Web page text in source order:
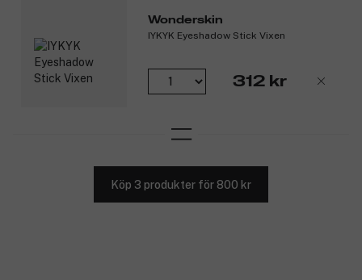
Wonderskin
IYKYK Eyeshadow Stick Vixen
312 kr
Köp 3 produkter för 800 kr